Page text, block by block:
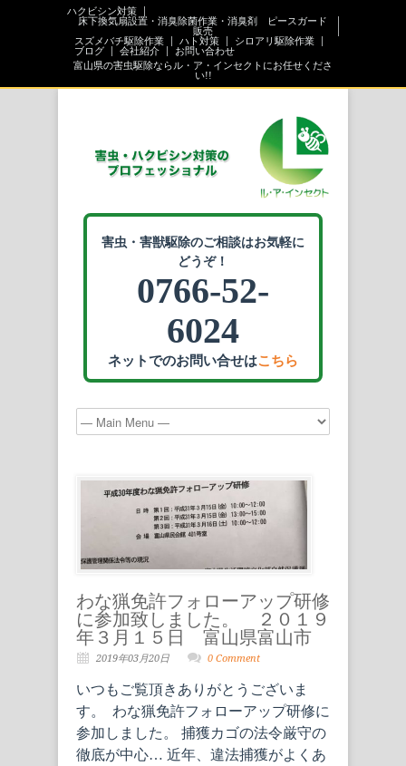
ハクビシン対策
床下換気扇設置・消臭除菌作業・消臭剤 ピースガード
販売
スズメバチ駆除作業
ハト対策
シロアリ駆除作業
ブログ
会社紹介
お問い合わせ
富山県の害虫駆除ならル・ア・インセクトにお任せくださ
い!!
害虫・害獣駆除のご相談はお気軽に
どうぞ！
0766-52-
6024
ネットでのお問い合せはこちら
わな猟免許フォローアップ研修
に参加致しました。 ２０１９
年３月１５日 富山県富山市
2019年03月20日 0 Comment
いつもご覧頂きありがとうございま
す。 わな猟免許フォローアップ研修に
参加しました。 捕獲カゴの法令厳守の
徹底が中心… 近年、違法捕獲がよくあ